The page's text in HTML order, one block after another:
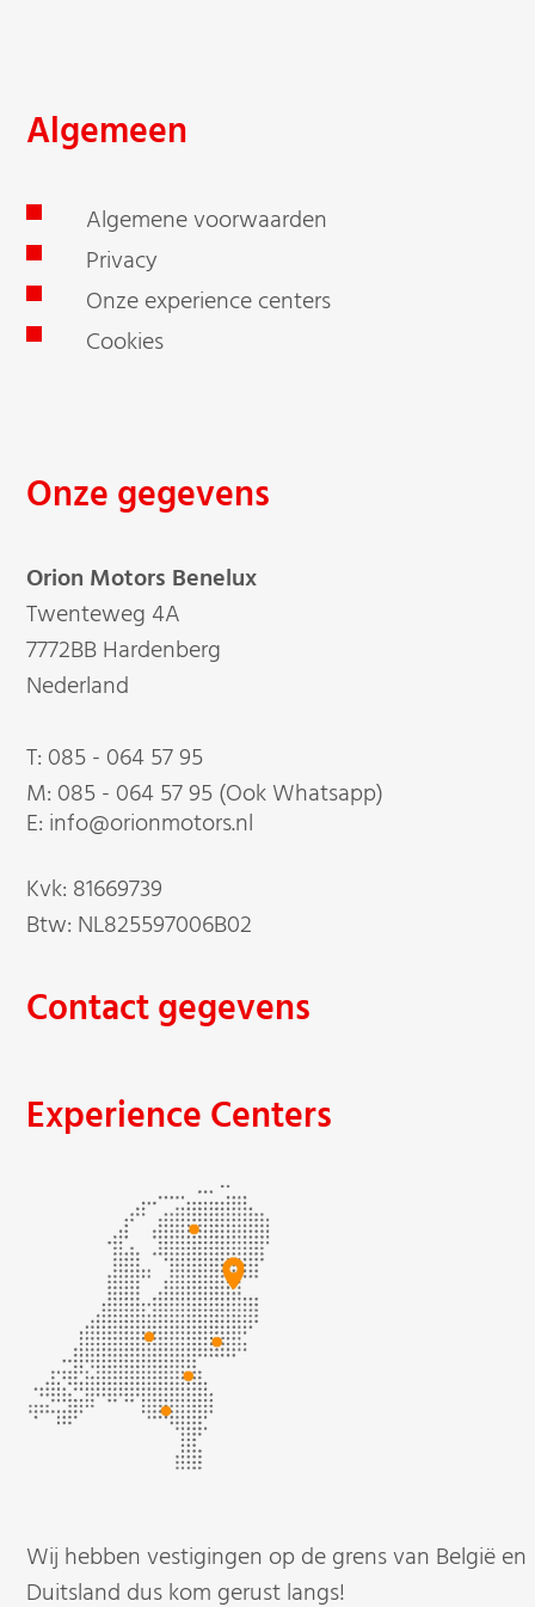
Algemeen
Algemene voorwaarden
Privacy
Onze experience centers
Cookies
Onze gegevens
Orion Motors Benelux
Twenteweg 4A
7772BB Hardenberg
Nederland
T: 085 - 064 57 95
M: 085 - 064 57 95 (Ook Whatsapp)
E: info@orionmotors.nl
Kvk: 81669739
Btw: NL825597006B02
Contact gegevens
Experience Centers
Wij hebben vestigingen op de grens van België en
Duitsland dus kom gerust langs!